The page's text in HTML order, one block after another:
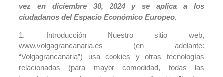
vez en diciembre 30, 2024 y se aplica a los
ciudadanos del Espacio Económico Europeo.
1. Introducción Nuestro sitio web,
www.volgagrancanaria.es (en adelante:
“Volgagrancanaria”) usa cookies y otras tecnologías
relacionadas (para mayor comodidad, todas las